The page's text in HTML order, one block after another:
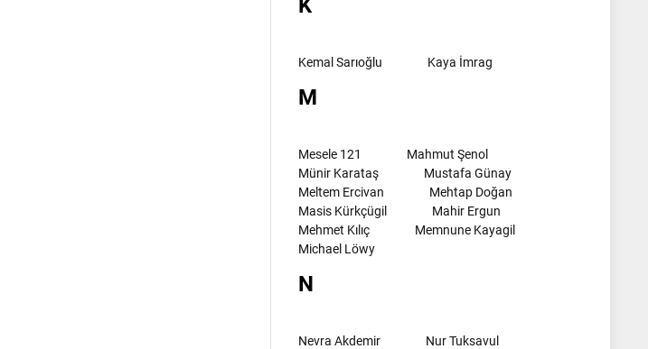
K
Kemal Sarıoğlu Kaya İmrag
M
Mesele 121
Mahmut Şenol
Münir Karataş
Mustafa Günay
Meltem Ercivan
Mehtap Doğan
Masis Kürkçügil
Mahir Ergun
Mehmet Kılıç
Memnune Kayagil
Michael Löwy
N
Nevra Akdemir
Nur Tuksavul